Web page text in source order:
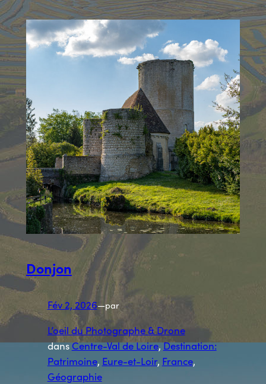
Donjon
Fév 2, 2026—par
L’oeil du Photographe & Drone
dansCentre-Val de Loire, Destination:
Patrimoine, Eure-et-Loir, France
Géographie